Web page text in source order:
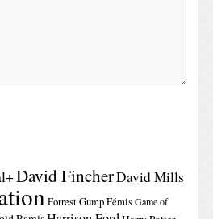
David FincherDavid Mills
Forrest GumpFémis Game of